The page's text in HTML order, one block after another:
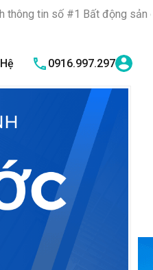
động sản quận Tân Bình
0916.997.297